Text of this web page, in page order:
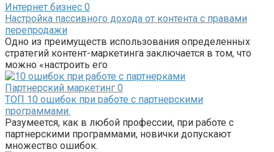
Интернет бизнес 0
Настройка пассивного дохода от контента с правами
перепродажи
Одно из преимуществ использования определенных
стратегий контент-маркетинга заключается в том, что
можно «настроить его
Партнерский маркетинг 0
ТОП 10 ошибок при работе с партнерскими
программами.
Разумеется, как в любой профессии, при работе с
партнерскими программами, новички допускают
множество ошибок.